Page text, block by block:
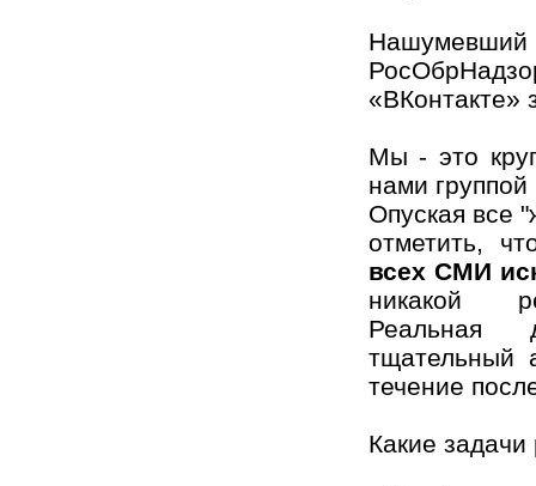
«ВКонтакте»
Мы - это
нами группой
Опуская все
отметить,
всех СМИ
никакой
Реальная
тщательный
течение
Какие